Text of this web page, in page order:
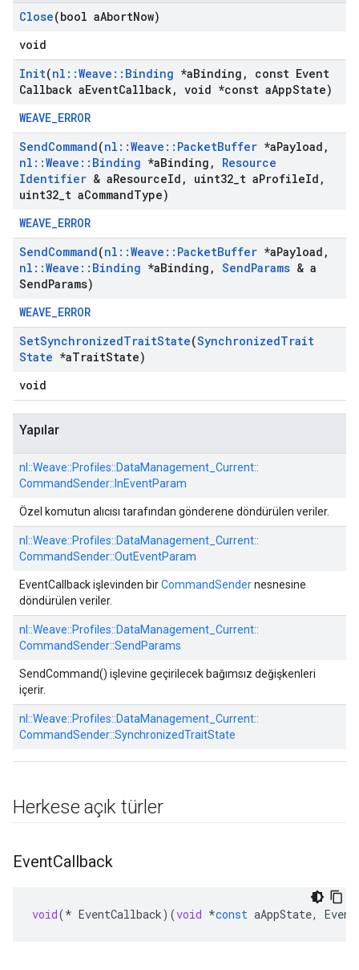
Close(bool aAbortNow)
void
Init(nl ::Weave :: Binding *aBinding ,
const Event
Callback aEventCallback, void *const aAppState)
WEAVE_ERROR
SendCommand(nl ::Weave :: PacketBuffer *aPayload ,
nl ::Weave :: Binding *aBinding ,
Resource
Identifier & aResourceId , uint32 t aProfileId ,
uint32 t aCommandType)
WEAVE_ERROR
SendCommand(nl ::Weave :: PacketBuffer *aPayload ,
nl ::Weave :: Binding *aBinding , SendParams & a
SendParams)
WEAVE_ERROR
SetSynchronizedTraitState(SynchronizedTrait
State *aTraitState)
void
Yapılar
nl::Weave::Profiles::DataManagement_Current::
CommandSender:: InEventParam
Özel komutun alıcısı tarafından gönderene döndürülen veriler.
nl::Weave::Profiles::DataManagement_Current::
CommandSender::OutEventParam
EventCallback işlevinden birCommandSendernesnesine
döndürülen veriler.
nl::Weave::Profiles::DataManagement_Current::
CommandSender::SendParams
SendCommand() işlevine geçirilecek bağımsız değişkenleri
içerir.
nl::Weave::Profiles::DataManagement_Current::
CommandSender::SynchronizedTraitState
Herkese açık türler
EventCallback
void(* EventCallback)(void *const aAppState,